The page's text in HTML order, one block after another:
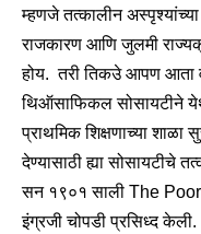
म्हणजे तत्कालीन
राजकारण आणि जुलमी
होय. तरी तिकउे आपण
थिऑसाफिकल सोसायटीने
प्राथमिक शिक्षणाच्या शाळा
देण्यासाठी ह्या सोसायटीचे
सन १९०१ साली The Poor
इंग्रजी चोपडी प्रसिध्द केली.